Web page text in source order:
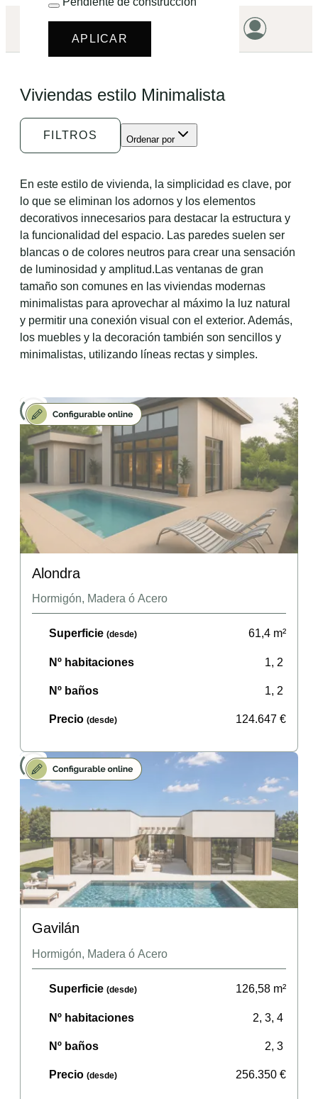
PROYECTOS
PRECIOS
Viviendas estilo Minimalista
FILTROS Ordenar por
En este estilo de vivienda, la simplicidad es clave, por
lo que se eliminan los adornos y los elementos
decorativos innecesarios para destacar la estructura y
la funcionalidad del espacio. Las paredes suelen ser
blancas o de colores neutros para crear una sensación
de luminosidad y amplitud.Las ventanas de gran
tamaño son comunes en las viviendas modernas
minimalistas para aprovechar al máximo la luz natural
y permitir una conexión visual con el exterior. Además,
los muebles y la decoración también son sencillos y
minimalistas, utilizando líneas rectas y simples.
APLICAR
Alondra
Hormigón, Madera ó Acero
Superficie (desde) 61,4 m²
Nº habitaciones 1, 2
Nº baños 1, 2
Precio (desde) 124.647 €
Gavilán
Hormigón, Madera ó Acero
Superficie (desde) 126,58 m²
Nº habitaciones 2, 3, 4
Nº baños 2, 3
Precio (desde) 256.350 €